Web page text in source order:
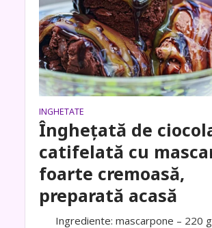
INGHETATE
Înghețată de
catifelată cu
foarte cremoasă,
preparată acasă
Ingrediente: mascarpone – 220 g